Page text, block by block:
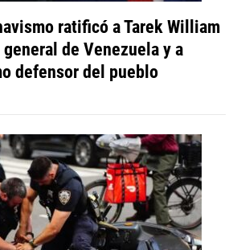
ratificó a Tarek William
de Venezuela y a
defensor del pueblo